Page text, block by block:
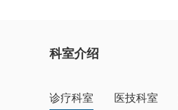
科室介绍
诊疗科室 医技科室